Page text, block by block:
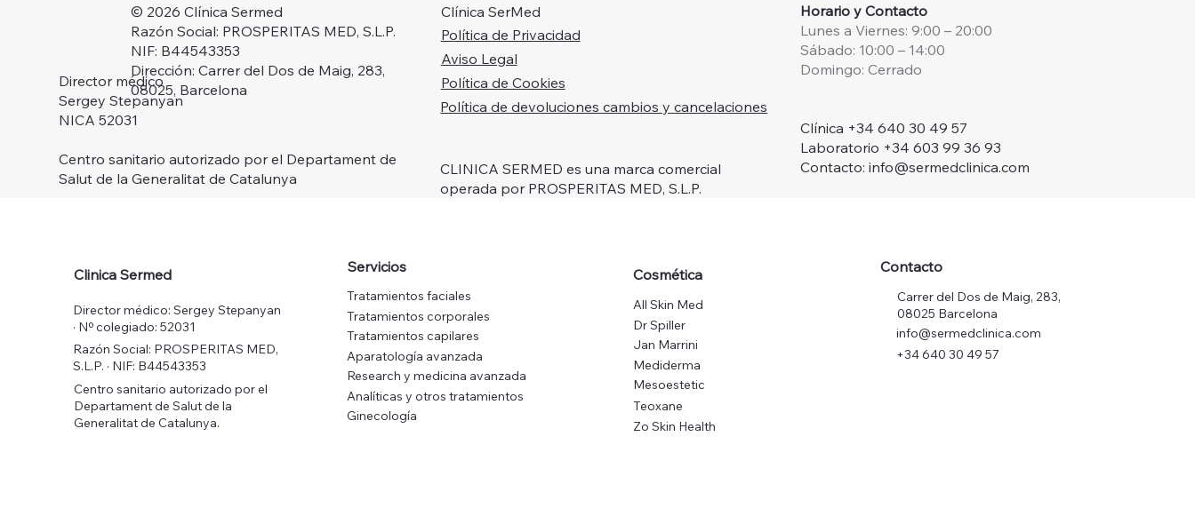
Director médico
Sergey Stepanyan
NICA 52031
Centro sanitario autorizado por el Departament de
Salut de la Generalitat de Catalunya
© 2026 Clínica Sermed
Razón Social: PROSPERITAS MED, S.L.P.
NIF: B44543353
Dirección: Carrer del Dos de Maig, 283,
08025, Barcelona
Clínica SerMed
Política de Privacidad
Aviso Legal
Política de Cookies
Política de devoluciones cambios y cancelaciones
CLINICA SERMED es una marca comercial
operada por PROSPERITAS MED, S.L.P.
Horario y Contacto
Lunes a Viernes: 9:00 – 20:00
Sábado: 10:00 – 14:00
Domingo: Cerrado
Clínica +34 640 30 49 57
Laboratorio +34 603 99 36 93
Contacto: info@sermedclinica.com
Clinica Sermed
Director médico: Sergey Stepanyan
· Nº colegiado: 52031
Razón Social: PROSPERITAS MED,
S.L.P. · NIF: B44543353
Centro sanitario autorizado por el
Departament de Salut de la
Generalitat de Catalunya.
Servicios
Tratamientos faciales
Tratamientos corporales
Tratamientos capilares
Aparatología avanzada
Research y medicina avanzada
Analíticas y otros tratamientos
Ginecología
Cosmética
All Skin Med
Dr Spiller
Jan Marrini
Mediderma
Mesoestetic
Teoxane
Zo Skin Health
Contacto
Carrer del Dos de Maig, 283,
08025 Barcelona
info@sermedclinica.com
+34 640 30 49 57